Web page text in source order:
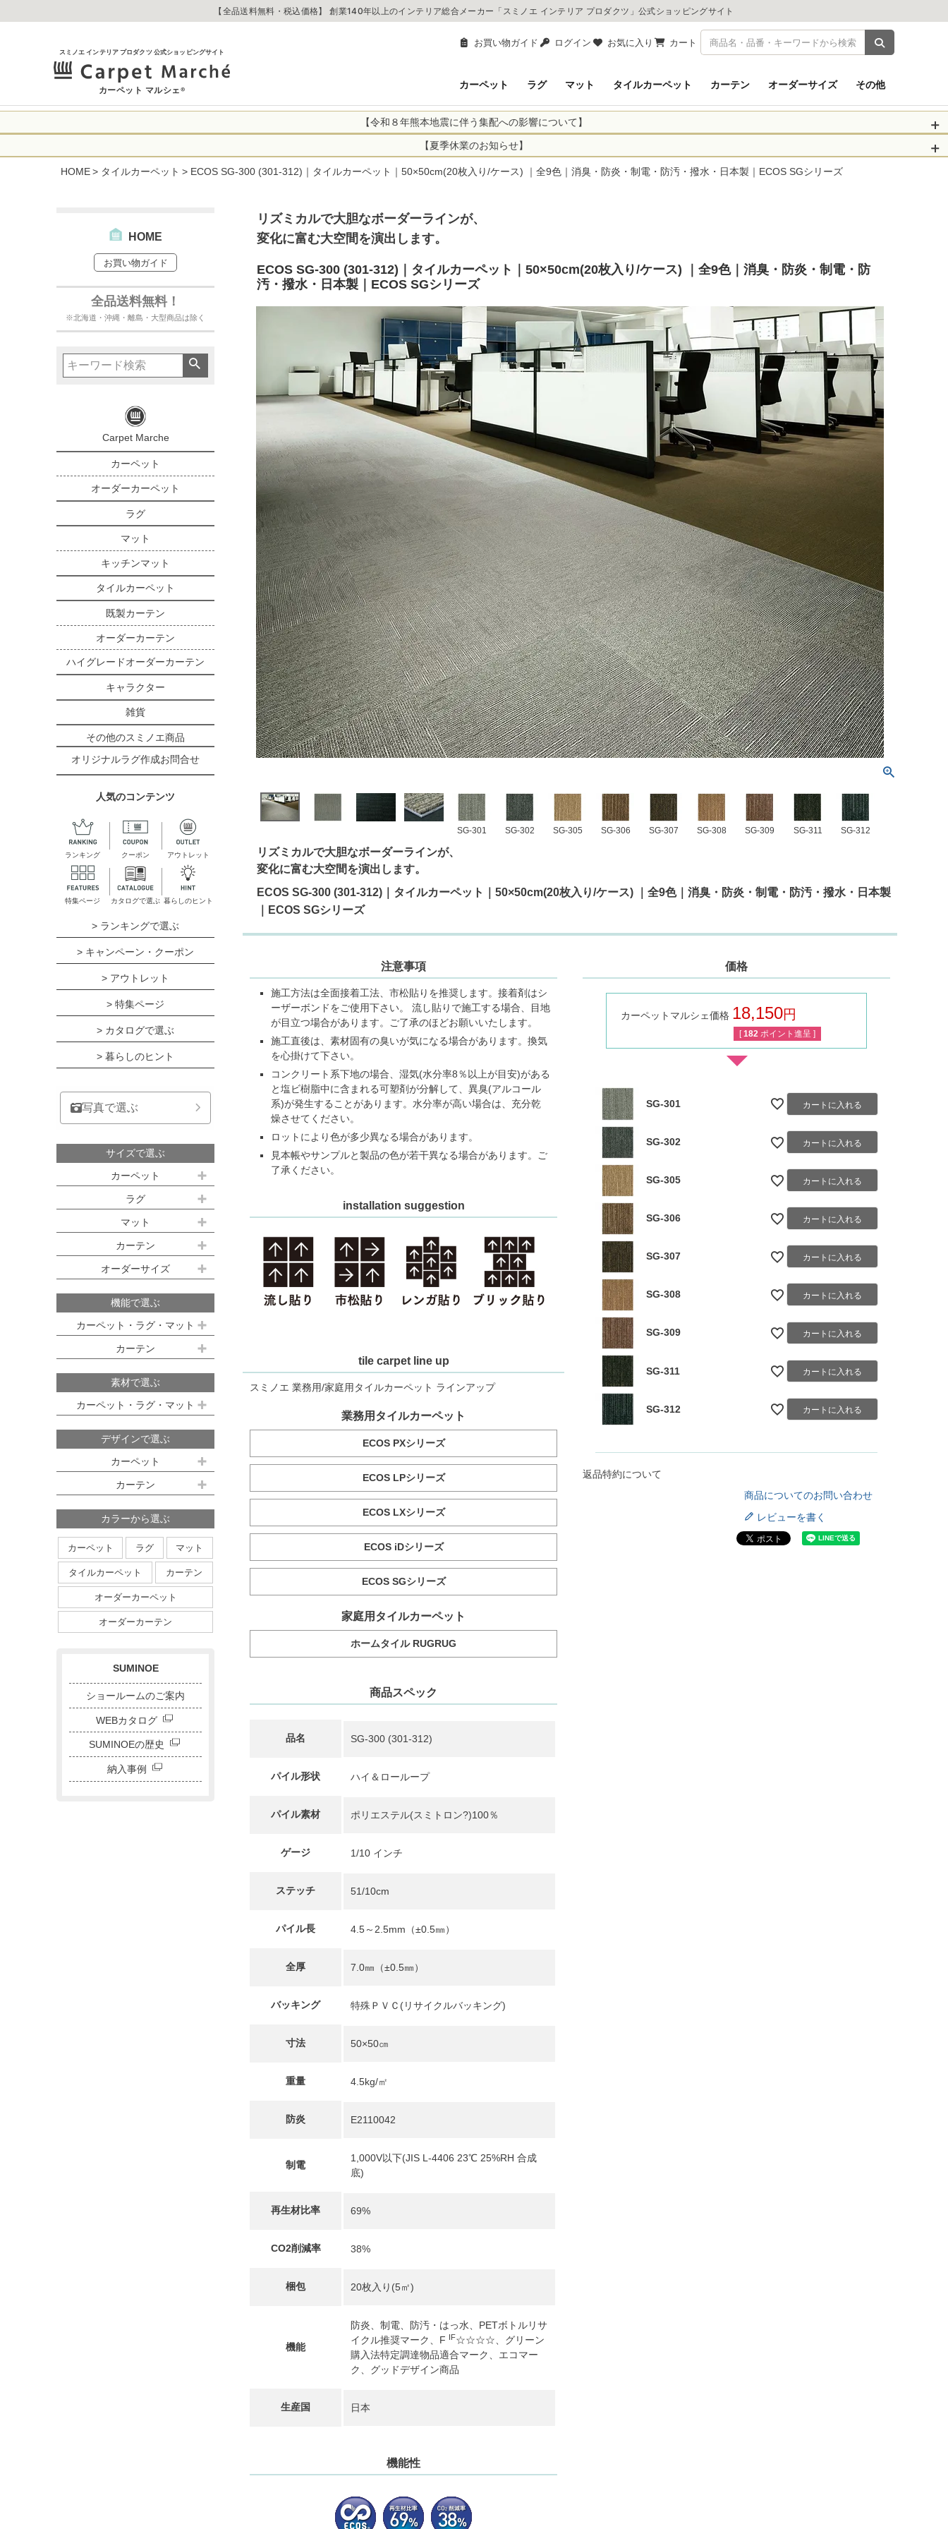
【全品送料無料・税込価格】 創業140年以上のインテリア総合メーカー「スミノエ インテリア プロダクツ」公式ショッピングサイト
お買い物ガイド ログイン お気に入り カート 商品を検索
スミノエ インテリア プロダクツ 公式ショッピングサイト
カーペット マルシェ® カーペット ラグ マット タイルカーペット カーテン オーダーサイズ その他
【令和８年熊本地震に伴う集配への影響について】
令和8年熊本地震により、お亡くなりになられた方々に深く哀悼の意を表しますとともに、被災された皆さま
に心よりお見舞い申し上げます。 この地震の影響により、現在、一部地域を発着するお荷物のお届けに遅れが
生じております。
・全国から九州あてのお荷物
・九州から全国あてのお荷物
なお、今後の被害状況や交通規制などにより、対象地域やサービスへの影響が変更となる場合がございます。
お客さまにはご不便をおかけいたしますが、何卒ご理解賜りますようお願い申し上げます。
詳しくはこちら
【夏季休業のお知らせ】
当店はは2026年8月11日(火)～2026年8月16日(日)
までの期間を休業とさせて頂きます。
オーダー商品など、詳しくはこちらから
HOME タイルカーペット ECOS SG-300 (301-312)｜タイルカーペット｜50×50cm(20枚入り/ケース) ｜全9色｜消臭・防炎・制電・防汚・撥水・日本製｜ECOS SGシリーズ
HOME
お買い物ガイド
全品送料無料！
※北海道・沖縄・離島・大型商品は除く
Carpet Marche
カーペット
オーダーカーペット
ラグ
マット
キッチンマット
タイルカーペット
既製カーテン
オーダーカーテン
ハイグレードオーダーカーテン
キャラクター
雑貨
その他のスミノエ商品
オリジナルラグ作成お問合せ
人気のコンテンツ
ランキング クーポン アウトレット
特集ページ カタログで選ぶ 暮らしのヒント
> ランキングで選ぶ
> キャンペーン・クーポン
> アウトレット
> 特集ページ
> カタログで選ぶ
> 暮らしのヒント
写真で選ぶ
サイズで選ぶ
カーペット
江戸間サイズ(3畳～10畳)
江戸間 3畳(176x261cm)
江戸間 4.5畳(261x261cm)
江戸間 6畳(261x352cm)
江戸間 8畳(352x352cm)
江戸間 10畳(352x440cm)
本間サイズ(3畳～8畳)
本間 3畳(191x286cm)
本間 8畳(382x382cm)
その他のサイズ
廊下敷き
ラグ
約100ｘ140cm
約140ｘ200cm(約1.5畳)
約160ｘ230cm(約2畳)
約200ｘ250cm(約3畳)
約200ｘ300cm(約3.5畳)
約250ｘ250cm
約250ｘ350cm
約300ｘ300cm
約300ｘ350cm
約350ｘ350cm
約350ｘ400cm
約350ｘ450cm
約350ｘ500cm
円形サイズ
ダイニングサイズ
マット
キッチンマット
デスクマット
カーテン
既製サイズ ドレープ(厚地)
100ｘ135cm
100ｘ178cm
100ｘ200cm
100ｘ133cm
100ｘ176cm
100ｘ198cm
オーダーサイズ
オーダーカーペット
オーダーキッチンマット
オーダーカーペットの測り方
オーダーカーテンの測り方
機能で選ぶ
カーペット・ラグ・マット
防炎 防音
消臭
すべり止め
遊び毛防止
アレルブロック
制電
日本製
ホットカーペット・床暖房対応
カーテン
洗える 遮光
防炎
アレルブロック
形態安定加工
形状記憶加工
日本製
素材で選ぶ
カーペット・ラグ・マット
ナイロン
ウール
デザインで選ぶ
カーペット
ストライプ＆ボーダー
円形
カーテン
北欧デザイン
ナチュラルデザイン
無地・無地調
抽象柄
花柄
植物柄
鳥・動物
ストライプ・ボーダー
チェック
ドット
サークル
カラーから選ぶ
カーペット ラグ マット
タイルカーペット カーテン
オーダーカーペット
オーダーカーテン
SUMINOE
ショールームのご案内
WEBカタログ
SUMINOEの歴史
納入事例
リズミカルで大胆なボーダーラインが、
変化に富む大空間を演出します。
ECOS SG-300 (301-312)｜タイルカーペット｜50×50cm(20枚入り/ケース) ｜全9色｜消臭・防炎・制電・防
汚・撥水・日本製｜ECOS SGシリーズ
SG-301 SG-302 SG-305 SG-306 SG-307 SG-308 SG-309 SG-311 SG-312
リズミカルで大胆なボーダーラインが、
変化に富む大空間を演出します。
ECOS SG-300 (301-312)｜タイルカーペット｜50×50cm(20枚入り/ケース) ｜全9色｜消臭・防炎・制電・防汚・撥水・日本製
｜ECOS SGシリーズ
注意事項
施工方法は全面接着工法、市松貼りを推奨します。接着剤はシ
ーザーボンドをご使用下さい。 流し貼りで施工する場合、目地
が目立つ場合があります。ご了承のほどお願いいたします。
施工直後は、素材固有の臭いが気になる場合があります。換気
を心掛けて下さい。
コンクリート系下地の場合、湿気(水分率8％以上が目安)がある
と塩ビ樹脂中に含まれる可塑剤が分解して、異臭(アルコール
系)が発生することがあります。水分率が高い場合は、充分乾
燥させてください。
ロットにより色が多少異なる場合があります。
見本帳やサンプルと製品の色が若干異なる場合があります。ご
了承ください。
installation suggestion
tile carpet line up
スミノエ 業務用/家庭用タイルカーペット ラインアップ
業務用タイルカーペット
ECOS PXシリーズ
ECOS LPシリーズ
ECOS LXシリーズ
ECOS iDシリーズ
ECOS SGシリーズ
家庭用タイルカーペット
ホームタイル RUGRUG
商品スペック
品名 SG-300 (301-312)
パイル形状 ハイ＆ローループ
パイル素材 ポリエステル(スミトロン?)100％
ゲージ 1/10 インチ
ステッチ 51/10cm
パイル長 4.5～2.5mm（±0.5㎜）
全厚 7.0㎜（±0.5㎜）
バッキング 特殊ＰＶＣ(リサイクルバッキング)
寸法 50×50㎝
重量 4.5kg/㎡
防炎 E2110042
制電
1,000V以下(JIS L-4406 23℃ 25%RH 合成
底)
再生材比率 69%
CO2削減率 38%
梱包 20枚入り(5㎡)
機能
防炎、制電、防汚・はっ水、PETボトルリサ
イクル推奨マーク、F IF☆☆☆☆、グリーン
購入法特定調達物品適合マーク、エコマー
ク、グッドデザイン商品
生産国 日本
機能性
価格
カーペットマルシェ価格 18,150
[ 182 ポイント進呈 ]
SG-301 カートに入れる
SG-302 カートに入れる
SG-305 カートに入れる
SG-306 カートに入れる
SG-307 カートに入れる
SG-308 カートに入れる
SG-309 カートに入れる
SG-311 カートに入れる
SG-312 カートに入れる
返品特約について
商品についてのお問い合わせ
レビューを書く